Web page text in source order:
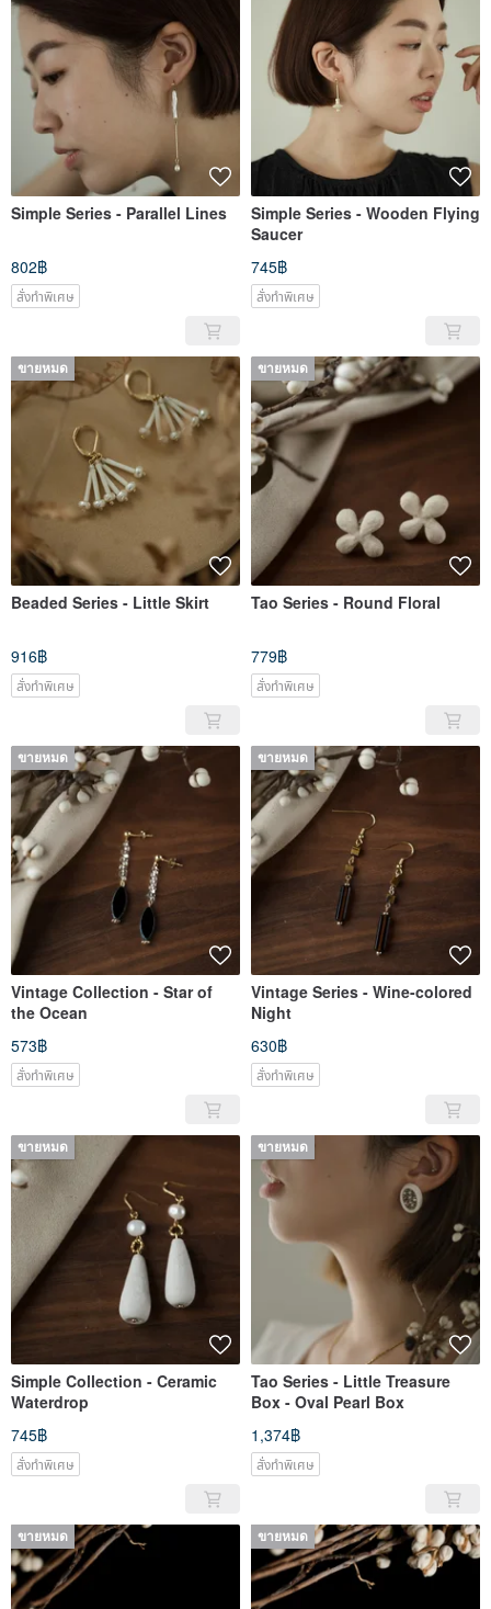
Simple Series - Parallel Lines
802฿
สั่งทำพิเศษ
Simple Series - Wooden Flying
Saucer
745฿
สั่งทำพิเศษ
ขายหมด
Beaded Series - Little Skirt
916฿
สั่งทำพิเศษ
ขายหมด
Tao Series - Round Floral
779฿
สั่งทำพิเศษ
ขายหมด
Vintage Collection - Star of
the Ocean
573฿
สั่งทำพิเศษ
ขายหมด
Vintage Series - Wine-colored
Night
630฿
สั่งทำพิเศษ
ขายหมด
Simple Collection - Ceramic
Waterdrop
745฿
สั่งทำพิเศษ
ขายหมด
Tao Series - Little Treasure
Box - Oval Pearl Box
1,374฿
สั่งทำพิเศษ
ขายหมด ขายหมด